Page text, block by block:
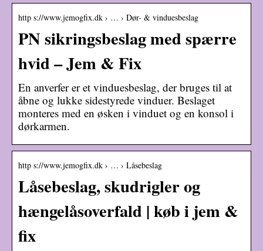
http s://www.jemogfix.dk › … › Dør- & vinduesbeslag
PN sikringsbeslag med spærre
hvid – Jem & Fix
En anverfer er et vinduesbeslag, der bruges til at
åbne og lukke sidestyrede vinduer. Beslaget
monteres med en øsken i vinduet og en konsol i
dørkarmen.
http s://www.jemogfix.dk › … › Låsebeslag
Låsebeslag, skudrigler og
hængelåsoverfald | køb i jem &
fix